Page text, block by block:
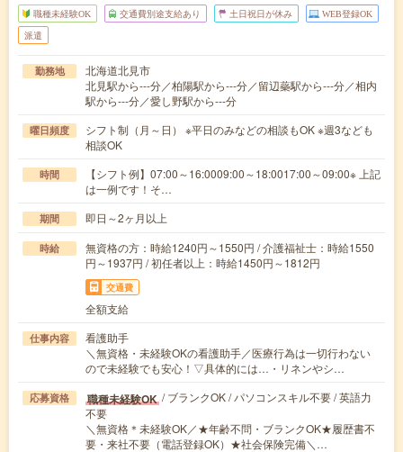
職種未経験OK 交通費別途支給あり 土日祝日が休み WEB登録OK
派遣
勤務地
北海道北見市
北見駅から---分／柏陽駅から---分／留辺蘂駅から---分／相内
駅から---分／愛し野駅から---分
曜日頻度
シフト制（月～日） ※平日のみなどの相談もOK ※週3なども
相談OK
時間
【シフト例】07:00～16:0009:00～18:0017:00～09:00※ 上記
は一例です！そ…
期間 即日～2ヶ月以上
時給
無資格の方：時給1240円～1550円 / 介護福祉士：時給1550
円～1937円 / 初任者以上：時給1450円～1812円
交通費
全額支給
仕事内容
看護助手
＼無資格・未経験OKの看護助手／医療行為は一切行わない
ので未経験でも安心！▽具体的には…・リネンやシ…
応募資格 職種未経験OK / ブランクOK / パソコンスキル不要 / 英語力
不要
＼無資格＊未経験OK／★年齢不問・ブランクOK★履歴書不
要・来社不要（電話登録OK）★社会保険完備＼…